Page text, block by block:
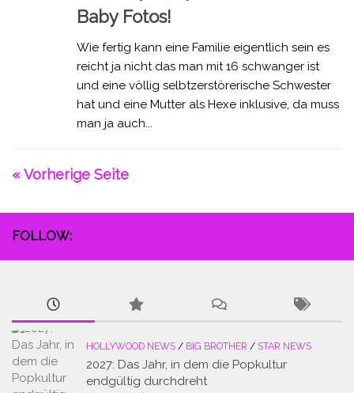
Baby Fotos!
Wie fertig kann eine Familie eigentlich sein es
reicht ja nicht das man mit 16 schwanger ist
und eine völlig selbtzerstörerische Schwester
hat und eine Mutter als Hexe inklusive, da muss
man ja auch...
« Vorherige Seite
FOLLOW:
HOLLYWOOD NEWS / BIG BROTHER / STAR NEWS
2027: Das Jahr, in dem die Popkultur
endgültig durchdreht